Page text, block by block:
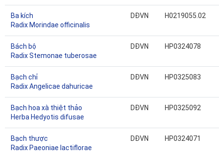
Ba kích
Radix Morindae officinalis
DĐVN H0219055.02
Bách bộ
Radix Stemonae tuberosae
DĐVN HP0324078
Bạch chỉ
Radix Angelicae dahuricae
DĐVN HP0325083
Bạch hoa xà thiệt thảo
Herba Hedyotis difusae
DĐVN HP0325092
Bạch thược
Radix Paeoniae lactiflorae
DĐVN HP0324071